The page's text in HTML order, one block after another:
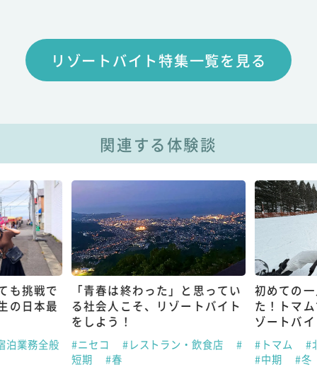
リゾートバイト特集一覧を見る
関連する体験談
も挑戦で
の日本最
泊業務全般
「青春は終わった」と思ってい
る社会人こそ、リゾートバイト
をしよう！
#ニセコ #レストラン・飲食店
#
短期
#春
初めての
た！トマ
ゾートバ
#トマム
#
#中期
#冬